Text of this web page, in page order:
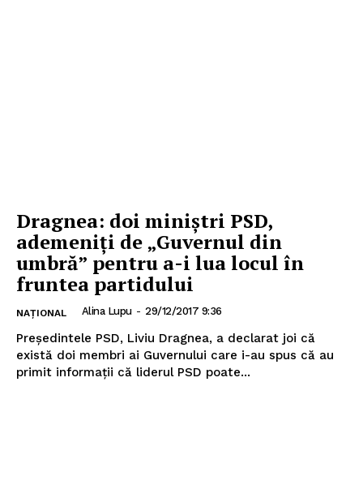
Dragnea: doi miniștri PSD,
ademeniți de „Guvernul din
umbră” pentru a-i lua locul în
fruntea partidului
NAȚIONAL Alina Lupu - 29/12/2017 9:36
Preşedintele PSD, Liviu Dragnea, a declarat joi că
există doi membri ai Guvernului care i-au spus că au
primit informaţii că liderul PSD poate...